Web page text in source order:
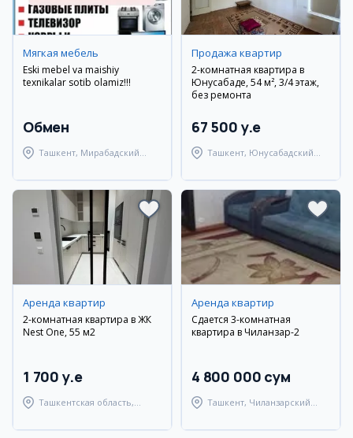
Мягкая мебель
Eski mebel va maishiy
texnikalar sotib olamiz!!!
Обмен
Ташкент, Мирабадский
Продажа квартир
2-комнатная квартира в
Юнусабаде, 54 м², 3/4 этаж,
без ремонта
67 500 y.e
Ташкент, Юнусабадский
Аренда квартир
2-комнатная квартира в ЖК
Nest One, 55 м2
1 700 y.e
Ташкентская область,
Аренда квартир
Сдается 3-комнатная
квартира в Чиланзар-2
4 800 000 сум
Ташкент, Чиланзарский